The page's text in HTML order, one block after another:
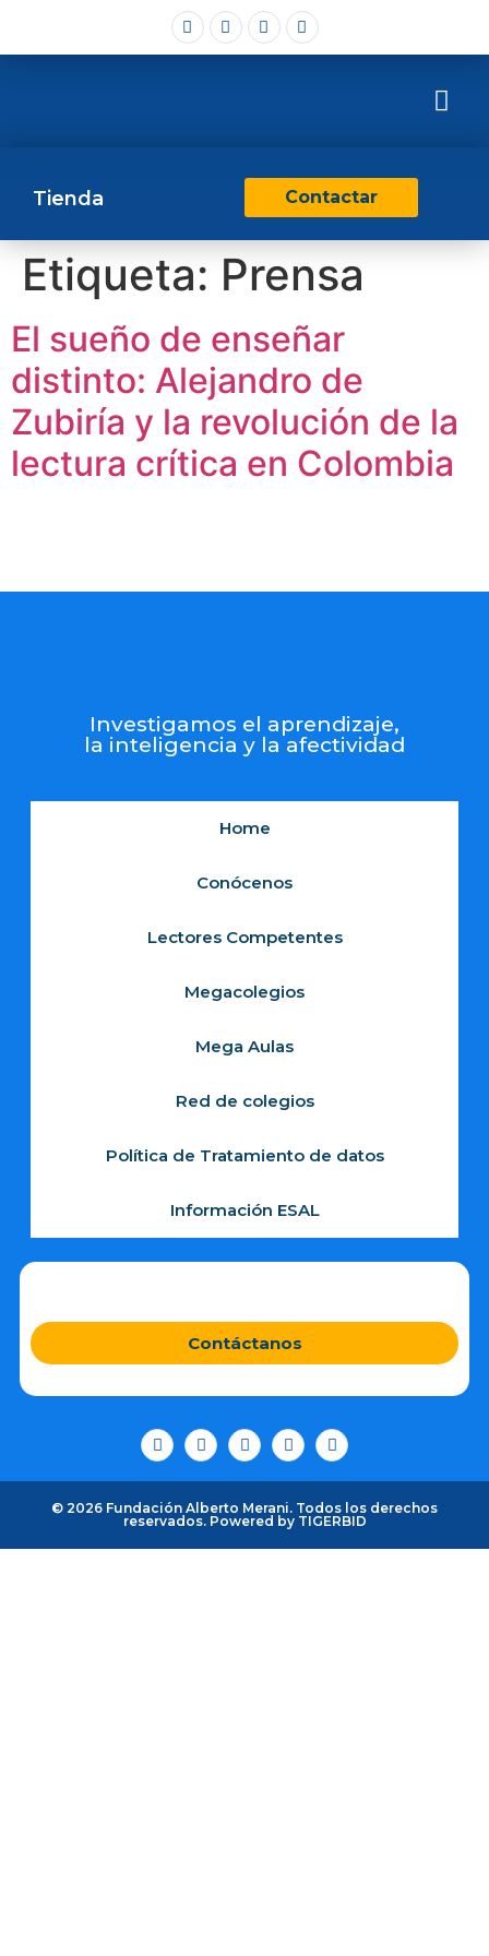
Tienda Contactar
Etiqueta: Prensa
El sueño de enseñar
distinto: Alejandro de
Zubiría y la revolución de la
lectura crítica en Colombia
Investigamos el aprendizaje,
la inteligencia y la afectividad
Home
Conócenos
Lectores Competentes
Megacolegios
Mega Aulas
Red de colegios
Política de Tratamiento de datos
Información ESAL
Contáctanos
© 2026 Fundación Alberto Merani. Todos los derechos
reservados. Powered by TIGERBID